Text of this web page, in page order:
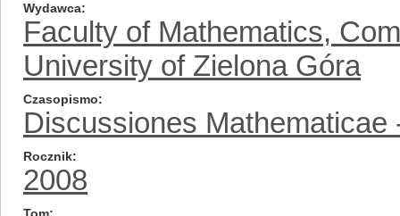
Wydawca
Faculty of Mathematics,
University of Zielona Góra
Czasopismo
Discussiones
Rocznik
2008